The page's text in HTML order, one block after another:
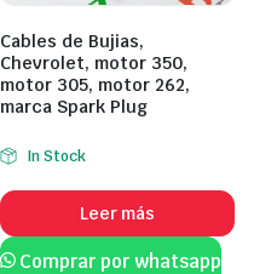
Cables de Bujias,
Chevrolet, motor 350,
motor 305, motor 262,
marca Spark Plug
In Stock
Leer más
Comprar por whatsapp